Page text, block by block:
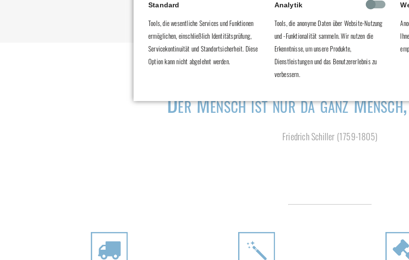
"Der Mensch ist nur da ganz
Friedrich Schiller (1759-1805)
Standard
Tools, die wesentliche Services und Funktionen
ermöglichen, einschließlich Identitätsprüfung,
Servicekontinuität und Standortsicherheit. Diese
Option kann nicht abgelehnt werden.
Analytik
Tools, die anonyme Daten über Website-Nutzung
und -Funktionalität sammeln. Wir nutzen die
Erkenntnisse, um unsere Produkte,
Dienstleistungen und das Benutzererlebnis zu
verbessern.